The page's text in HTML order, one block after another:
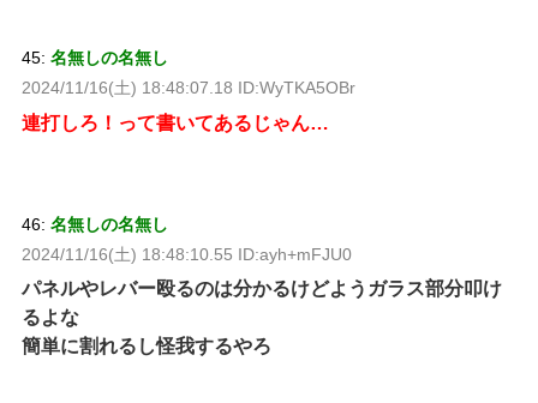
45: 名無しの名無し
2024/11/16(土) 18:48:07.18 ID:WyTKA5OBr
連打しろ！って書いてあるじゃん…
46: 名無しの名無し
2024/11/16(土) 18:48:10.55 ID:ayh+mFJU0
パネルやレバー殴るのは分かるけどようガラス部分叩け
るよな
簡単に割れるし怪我するやろ